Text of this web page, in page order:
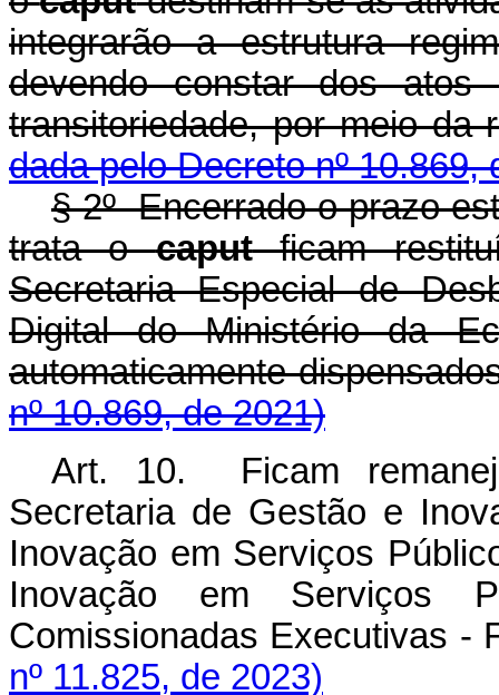
integrarão a estrutura
devendo constar dos
transitoriedade, por meio da
dada pelo Decreto nº 10.869,
§ 2º Encerrado o prazo
trata ocaputficam
Secretaria Especial de
Digital do Ministério da
automaticamente
nº 10.869, de 2021)
Art. 10. Ficam
Secretaria de Gestão e
Inovação em Serviços
Inovação em Serviços
Comissionadas Executivas
nº 11.825, de 2023)